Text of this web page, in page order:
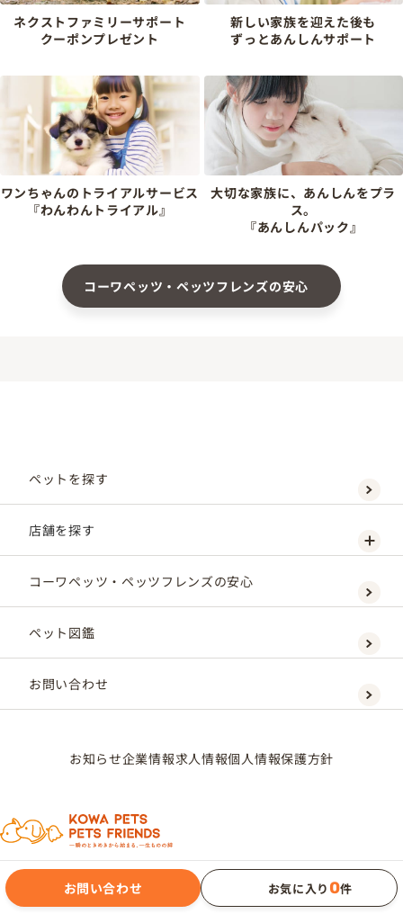
ネクストファミリーサポート
クーポンプレゼント
新しい家族を迎えた後も
ずっとあんしんサポート
ワンちゃんのトライアルサービス
『わんわんトライアル』
大切な家族に、あんしんをプラ
ス。
『あんしんパック』
コーワペッツ・ペッツフレンズの安心
お問い合わせ お気に入り 0件
ペットを探す
店舗を探す
コーワペッツ・ペッツフレンズの安心
ペット図鑑
お問い合わせ
お知らせ企業情報求人情報個人情報保護方針
KOWAPETS CORPORATION Co., Ltd.